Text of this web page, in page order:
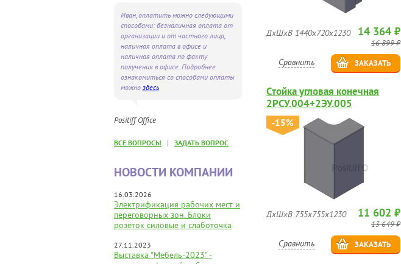
Иван, оплатить можно следующими
способами: безналичная оплата от
организации и от частного лица,
наличная оплата в офисе и
наличная оплата по факту
получения в офисе. Подробнее
ознакомиться со способами оплаты
можно здесь
Positiff Office
ВСЕ ВОПРОСЫ | ЗАДАТЬ ВОПРОС
НОВОСТИ КОМПАНИИ
16.03.2026
Электрификация рабочих мест и
переговорных зон. Блоки
розеток силовые и слаботочка
27.11.2023
Выставка "Мебель-2023" -
ДхШхВ 1440х720х1230 14 364 ₽
16 899 ₽
Сравнить ЗАКАЗАТЬ
Стойка угловая конечная
2РСУ.004+2ЭУ.005
-15%
ДхШхВ 755х755х1230 11 602 ₽
13 649 ₽
Сравнить ЗАКАЗАТЬ